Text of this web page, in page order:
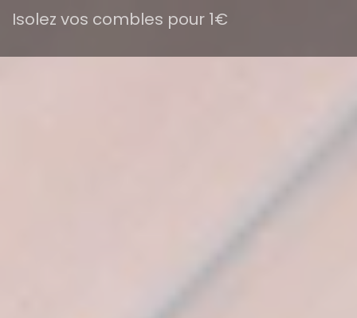
Isolez vos combles pour 1€